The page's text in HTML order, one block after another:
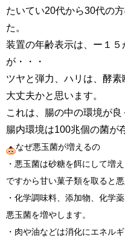
たいてい20代から30代の
た。
装置の年齢表示は、ー１
が・・・
ツヤと弾力、ハリは、酵
大丈夫かと思います。
これは、腸の中の環境が良
腸内環境は100兆個の菌が
なぜ悪玉菌が増えるの
・悪玉菌は砂糖を餌にして増
ですから甘い菓子類を取ると
・化学調味料、添加物、化学
悪玉菌を増やします。
・肉や油などは消化にエネル